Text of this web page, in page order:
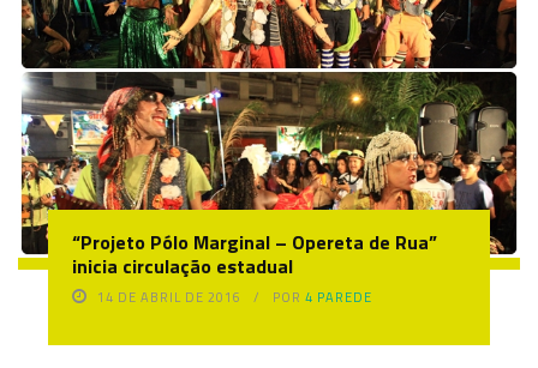
“Projeto Pólo Marginal – Opereta de Rua”
inicia circulação estadual
14 DE ABRIL DE 2016 POR4 PAREDE